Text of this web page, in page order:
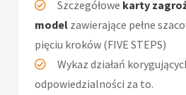
Szczegółowe karty
model zawierające pełne
pięciu kroków (FIVE STEPS)
Wykaz działań
odpowiedzialności za to.